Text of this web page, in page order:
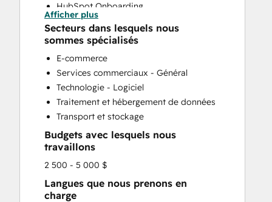
HubSpot Onboarding
Paid Advertising
Programmable Automation
Sales and Marketing Alignment
Search Engine Optimization
Social Media
Website Development
Website Migration
Afficher plus
Secteurs dans lesquels nous
sommes spécialisés
E-commerce
Services commerciaux - Général
Technologie - Logiciel
Traitement et hébergement de données
Transport et stockage
Budgets avec lesquels nous
travaillons
2 500 - 5 000 $
Langues que nous prenons en
charge